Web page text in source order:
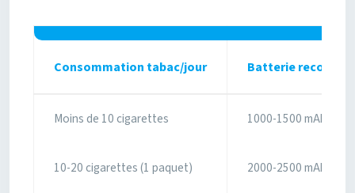
Consommation tabac/jour Batterie
Moins de 10 cigarettes 1000-1500 mAh
10-20 cigarettes (1 paquet) 2000-2500 mAh